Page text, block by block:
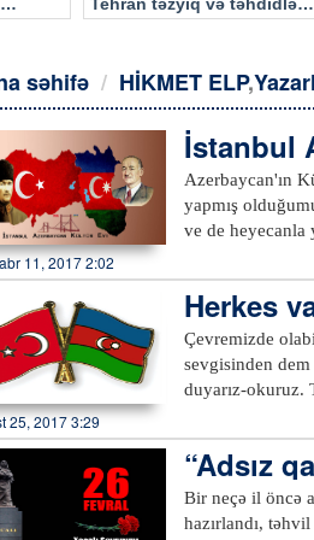
səhifə HİKMET ELP,
İstanbul
Azerbaycan'ın
yapmış
ve de heyecanla
derinliklerinin
karşılaşan
çevrilmektedir.
Verimli
olmaktan
taşa seken
görüyorsun.
benim gibi
KM yolunun çok
11, 2017 2:02
Herkes
Çevremizde
sevgisinden
duyarız-okuruz.
zulümle
bir çelişki var...
bizde,
baktıracak
25, 2017 3:29
“Adsız
Bir neçə il öncə
hazırlandı,